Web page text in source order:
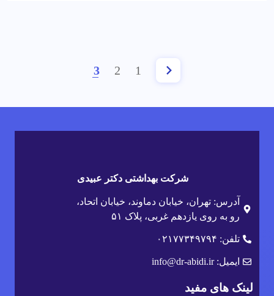
1
2
3
شرکت بهداشتی دکتر عبیدی
آدرس: تهران، خیابان دماوند، خیابان اتحاد،
رو به روی یازدهم غربی، پلاک ۵۱
تلفن: ۰۲۱۷۷۳۴۹۷۹۴
ایمیل: info@dr-abidi.ir
لینک های مفید